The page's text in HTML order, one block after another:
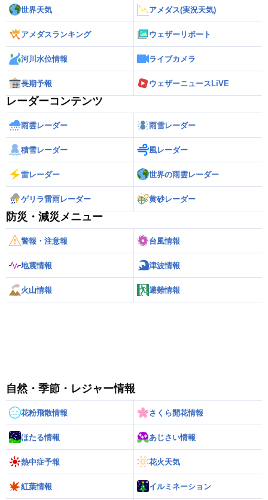
世界天気 アメダス(実況天気)
アメダスランキング ウェザーリポート
河川水位情報 ライブカメラ
長期予報 ウェザーニュースLiVE
レーダーコンテンツ
雨雲レーダー 雨雪レーダー
積雪レーダー 風レーダー
雷レーダー 世界の雨雲レーダー
ゲリラ雷雨レーダー 黄砂レーダー
防災・減災メニュー
警報・注意報 台風情報
地震情報 津波情報
火山情報 避難情報
自然・季節・レジャー情報
花粉飛散情報 さくら開花情報
ほたる情報 あじさい情報
熱中症予報 花火天気
紅葉情報 イルミネーション